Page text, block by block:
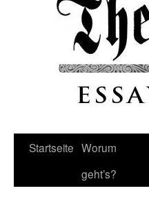
Startseite Worum
geht’s?